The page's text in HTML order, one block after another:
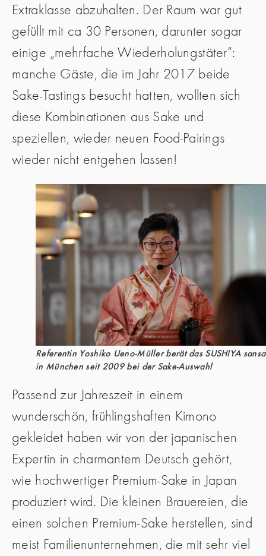
Extraklasse abzuhalten. Der Raum war gut
gefüllt mit ca 30 Personen, darunter sogar
einige „mehrfache Wiederholungstäter“:
manche Gäste, die im Jahr 2017 beide
Sake-Tastings besucht hatten, wollten sich
diese Kombinationen aus Sake und
speziellen, wieder neuen Food-Pairings
wieder nicht entgehen lassen!
Referentin Yoshiko Ueno-Müller berät das SUSHIYA
in München seit 2009 bei der Sake-Auswahl
Passend zur Jahreszeit in einem
wunderschön, frühlingshaften Kimono
gekleidet haben wir von der japanischen
Expertin in charmantem Deutsch gehört,
wie hochwertiger Premium-Sake in Japan
produziert wird. Die kleinen Brauereien, die
einen solchen Premium-Sake herstellen, sind
meist Familienunternehmen, die mit sehr viel